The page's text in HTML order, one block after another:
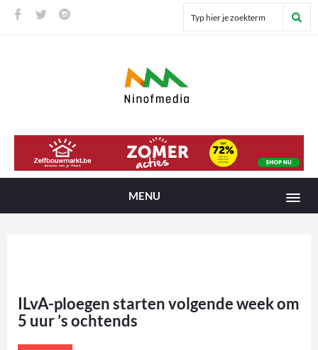
MENU
ILvA-ploegen starten volgende week om
5 uur ’s ochtends